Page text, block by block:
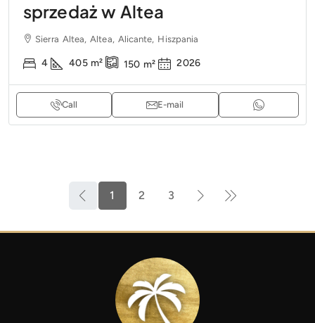
sprzedaż w Altea
Sierra Altea, Altea, Alicante, Hiszpania
4 405 m² 150 m² 2026
Call E-mail
1 2 3